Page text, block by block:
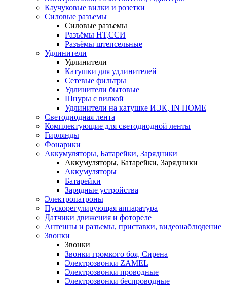
Каучуковые вилки и розетки
Силовые разъемы
Силовые разъемы
Разъёмы НТ,ССИ
Разъёмы штепсельные
Удлинители
Удлинители
Катушки для удлинителей
Сетевые фильтры
Удлинители бытовые
Шнуры с вилкой
Удлинители на катушке ИЭК, IN HOME
Светодиодная лента
Комплектующие для светодиодной ленты
Гирлянды
Фонарики
Аккумуляторы, Батарейки, Зарядники
Аккумуляторы, Батарейки, Зарядники
Аккумуляторы
Батарейки
Зарядные устройства
Электропатроны
Пускорегулирующая аппаратура
Датчики движения и фотореле
Антенны и разъемы, приставки, видеонаблюдение
Звонки
Звонки
Звонки громкого боя, Сирена
Электрозвонки ZAMEL
Электрозвонки проводные
Электрозвонки беспроводные